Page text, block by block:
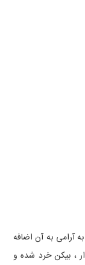
آرامی به آن اضافه
، بیکن خرد شده و